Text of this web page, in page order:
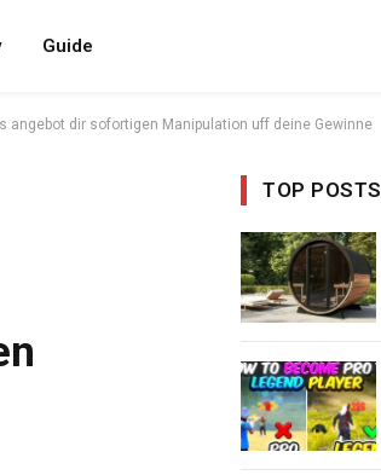
Guide
dir sofortigen Manipulation uff deine Gewinne
TOP POSTS